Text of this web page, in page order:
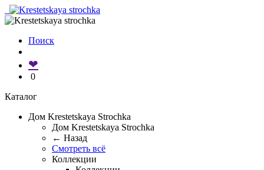
Поиск
❤
0
Каталог
Дом Krestetskaya Strochka
Дом Krestetskaya Strochka
← Назад
Смотреть всё
Коллекции